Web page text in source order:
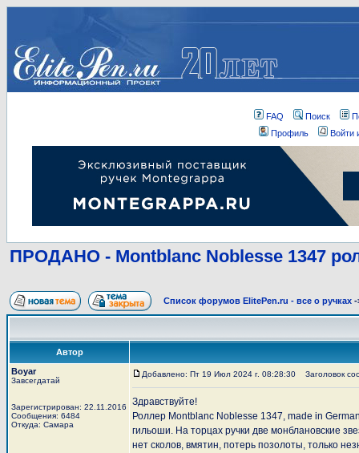
FAQ Поиск
Профиль
Войти
ПРОДАНО - Montblanc Noblesse 1347
Список форумов ElitePen.ru - все о ручках
Автор
Boyar
Завсегдатай
Зарегистрирован: 22.11.2016
Сообщения: 6484
Откуда: Самара
Добавлено: Пт 19 Июл 2024 г. 08:28:30 Заголовок
Здравствуйте!
Роллер Montblanc Noblesse 1347, made in
гильоши. На торцах ручки две монблановские
нет сколов, вмятин, потерь позолоты, только